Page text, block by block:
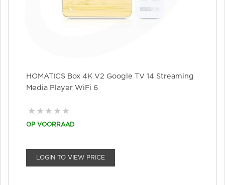
HOMATICS Box 4K V2 Google TV 14 Streaming
Media Player WiFi 6
OP VOORRAAD
LOGIN TO VIEW PRICE